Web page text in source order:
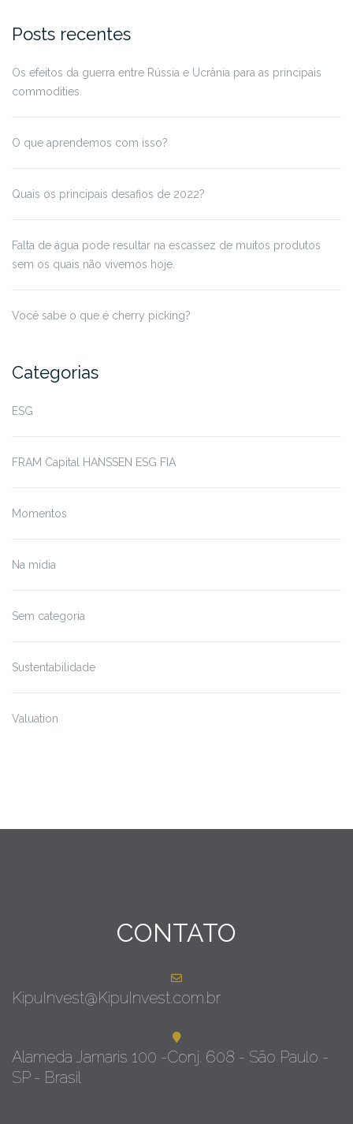
Posts recentes
Os efeitos da guerra entre Rússia e Ucrânia para as principais
commodities.
O que aprendemos com isso?
Quais os principais desafios de 2022?
Falta de água pode resultar na escassez de muitos produtos
sem os quais não vivemos hoje.
Você sabe o que é cherry picking?
Categorias
ESG
FRAM Capital HANSSEN ESG FIA
Momentos
Na mídia
Sem categoria
Sustentabilidade
Valuation
CONTATO
KipuInvest@KipuInvest.com.br
Alameda Jamaris 100 -Conj. 608 - São Paulo -
SP - Brasil